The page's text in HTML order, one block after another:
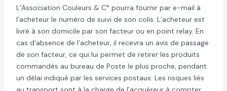
L’Association Couleurs & C° pourra fournir par e-mail à
l’acheteur le numéro de suivi de son colis. L’acheteur est
livré à son domicile par son facteur ou en point relay. En
cas d’absence de l’acheteur, il recevra un avis de passage
de son facteur, ce qui lui permet de retirer les produits
commandés au bureau de Poste le plus proche, pendant
un délai indiqué par les services postaux. Les risques liés